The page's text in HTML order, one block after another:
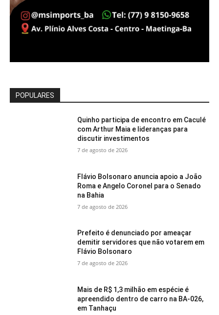
POPULARES
Quinho participa de encontro em Caculé
com Arthur Maia e lideranças para
discutir investimentos
7 de agosto de 2026
Flávio Bolsonaro anuncia apoio a João
Roma e Angelo Coronel para o Senado
na Bahia
7 de agosto de 2026
Prefeito é denunciado por ameaçar
demitir servidores que não votarem em
Flávio Bolsonaro
7 de agosto de 2026
Mais de R$ 1,3 milhão em espécie é
apreendido dentro de carro na BA-026,
em Tanhaçu